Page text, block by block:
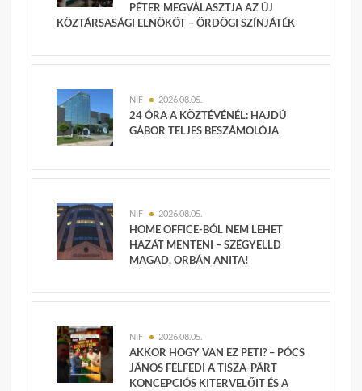
PÉTER MEGVÁLASZTJA AZ ÚJ
KÖZTÁRSASÁGI ELNÖKÖT – ÖRDÖGI SZÍNJÁTÉK
NIF 2026.08.05.
24 ÓRA A KÖZTÉVÉNÉL: HAJDÚ
GÁBOR TELJES BESZÁMOLÓJA
NIF 2026.08.05.
HOME OFFICE-BÓL NEM LEHET
HAZÁT MENTENI – SZÉGYELLD
MAGAD, ORBÁN ANITA!
NIF 2026.08.05.
AKKOR HOGY VAN EZ PETI? – PÓCS
JÁNOS FELFEDI A TISZA-PÁRT
KONCEPCIÓS KITERVELŐIT ÉS A